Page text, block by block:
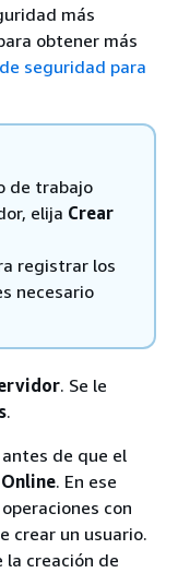
más
obtener más
seguridad para
de trabajo
elija Crear
registrar los
necesario
. Se le
.
de que el
Online. En ese
con
crear un usuario.
la creación de